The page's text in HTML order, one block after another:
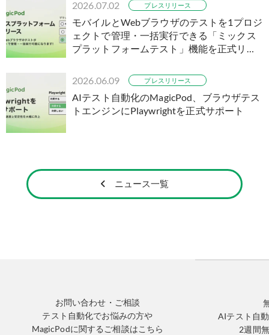
2026.07.02 プレスリリース
モバイルとWebブラウザのテストを1プロジ
ェクトで管理・一括実行できる「ミックス
プラットフォームテスト」機能を正式リリ
2026.06.09
プレスリリース
AIテスト自動化のMagicPod、ブラウザテス
トエンジンにPlaywrightを正式サポート
ニュース一覧
お問い合わせ・ご相談
テスト自動化でお悩みの方や
MagicPodに関するご相談はこちら
AIテスト自
2週間